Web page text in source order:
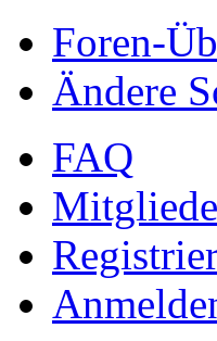
Foren-
Ändere
FAQ